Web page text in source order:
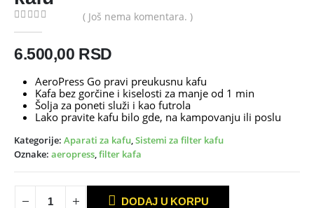
0out of 5
( Još nema komentara. )
6.500,00 RSD
AeroPress Go pravi preukusnu kafu
Kafa bez gorčine i kiselosti za manje od 1 min
Šolja za poneti služi i kao futrola
Lako pravite kafu bilo gde, na kampovanju ili poslu
Kategorije: Aparati za kafu Sistemi za filter kafu
Oznake: aeropress,filter kafa
DODAJ U KORPU